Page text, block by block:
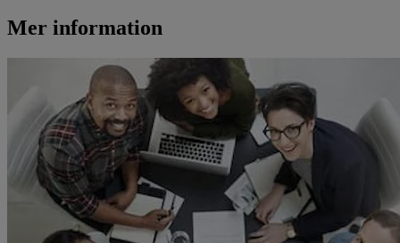
Mer information